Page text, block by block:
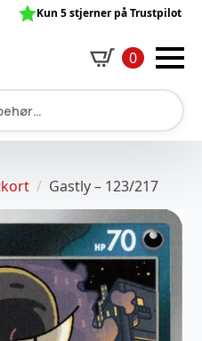
Kun 5 stjerner på Trustpilot
0
Gastly – 123/217